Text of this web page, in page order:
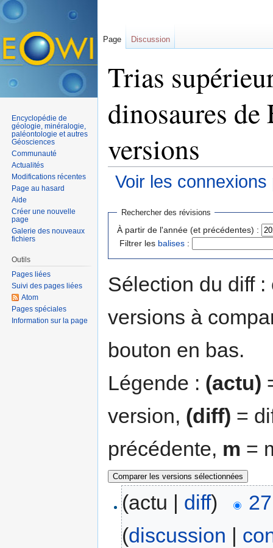
Trias
dinosaures
versions
Voir les
Rechercher des révisions
À partir de l'année (et précédentes) :
Filtrer les balises :
Sélection du diff
versions à
bouton en bas.
Légende : (actu)
version, (diff) =
précédente, m =
(actu | diff)
(discussion |
Page Discussion
Encyclopédie de
géologie, minéralogie,
paléontologie et autres
Géosciences
Communauté
Actualités
Modifications récentes
Page au hasard
Aide
Créer une nouvelle
page
Galerie des nouveaux
fichiers
Outils
Pages liées
Suivi des pages liées
Atom
Pages spéciales
Information sur la page